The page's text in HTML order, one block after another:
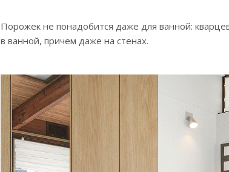
Порожек не понадобится даже для ванной:
в ванной, причем даже на стенах.